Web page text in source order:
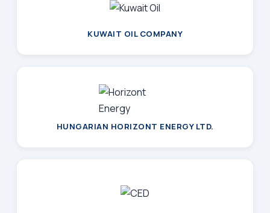
KUWAIT OIL COMPANY
HUNGARIAN HORIZONT ENERGY LTD.